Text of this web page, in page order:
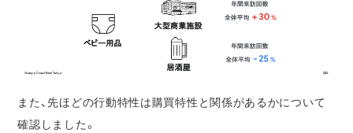
また、先ほどの行動特性は購買特性と関係があるかについて
確認しました。